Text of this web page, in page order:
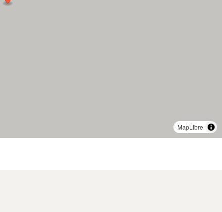
MapLibre